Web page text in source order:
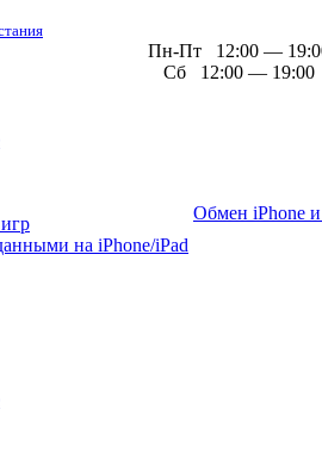
Пн-Пт 12:00 —
Сб 12:00 — 19:00
на iPhone/iPad
Обмен iPhone и